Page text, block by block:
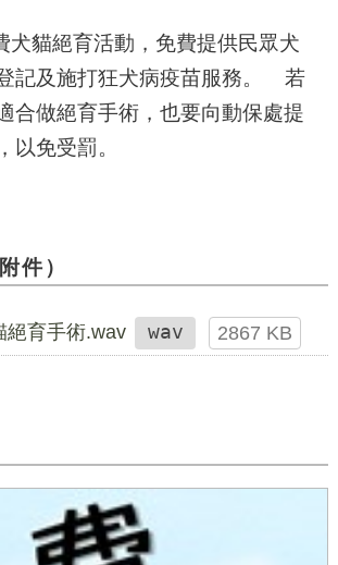
犬貓絕育活動，免費提供民眾犬
記及施打狂犬病疫苗服務。 若
合做絕育手術，也要向動保處提
以免受罰。
件）
絕育手術.wav wav 2867 KB